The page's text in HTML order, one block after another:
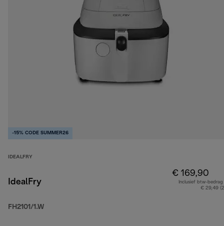
-15% CODE SUMMER26
IDEALFRY
IdealFry
FH2101/1.W
€ 169,90
Inclusief btw-bedrag
€ 29,49